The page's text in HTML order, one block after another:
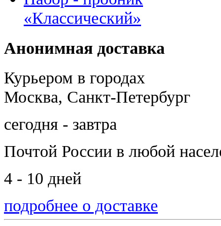
«Классический»
Анонимная доставка
Курьером в городах
Москва, Санкт-Петербург
сегодня - завтра
Почтой России в любой
4 - 10 дней
подробнее о доставке